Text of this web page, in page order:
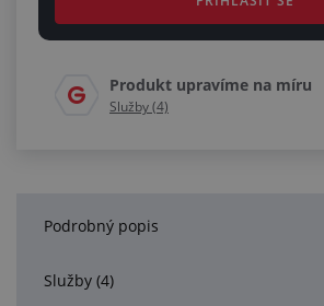
Produkt upravíme na míru
Služby (4)
Podrobný popis
Služby (4)